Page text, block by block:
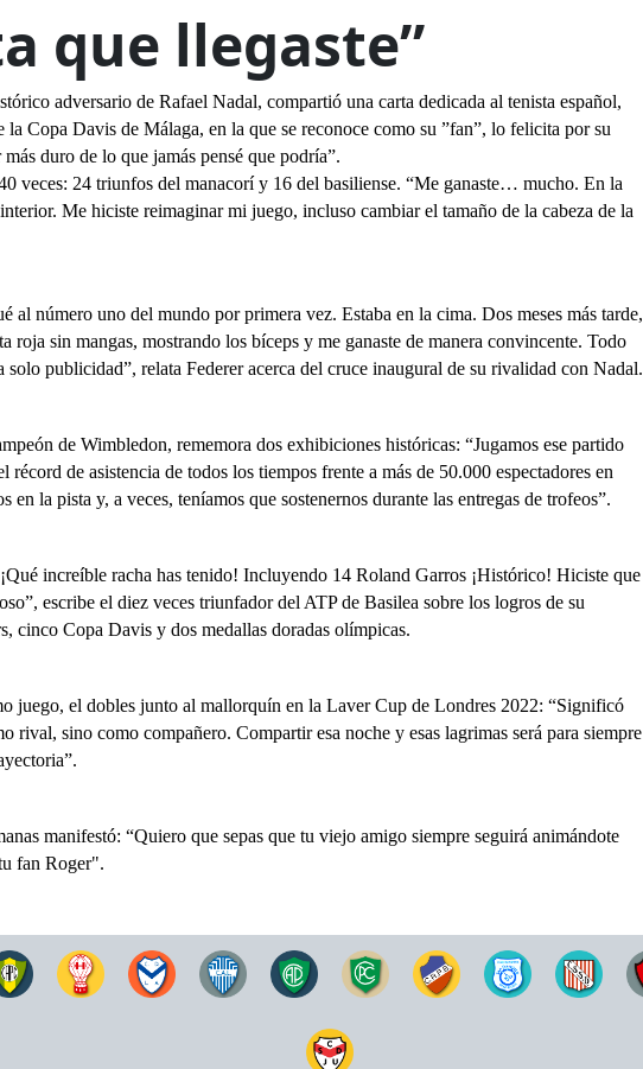
que llegaste”
adversario de Rafael Nadal, compartió una carta dedicada al tenista español,
la Copa Davis de Málaga, en la que se reconoce como su ”fan”, lo felicita por su
duro de lo que jamás pensé que podría”.
veces: 24 triunfos del manacorí y 16 del basiliense. “Me ganaste… mucho. En la
Me hiciste reimaginar mi juego, incluso cambiar el tamaño de la cabeza de la
al número uno del mundo por primera vez. Estaba en la cima. Dos meses más tarde,
roja sin mangas, mostrando los bíceps y me ganaste de manera convincente. Todo
solo publicidad”, relata Federer acerca del cruce inaugural de su rivalidad con Nadal.
de Wimbledon, rememora dos exhibiciones históricas: “Jugamos ese partido
de asistencia de todos los tiempos frente a más de 50.000 espectadores en
la pista y, a veces, teníamos que sostenernos durante las entregas de trofeos”.
increíble racha has tenido! Incluyendo 14 Roland Garros ¡Histórico! Hiciste que
escribe el diez veces triunfador del ATP de Basilea sobre los logros de su
cinco Copa Davis y dos medallas doradas olímpicas.
juego, el dobles junto al mallorquín en la Laver Cup de Londres 2022: “Significó
rival, sino como compañero. Compartir esa noche y esas lagrimas será para siempre
manifestó: “Quiero que sepas que tu viejo amigo siempre seguirá animándote
fan Roger".